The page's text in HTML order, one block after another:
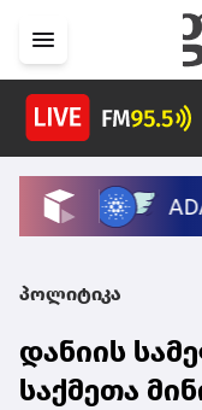
პოლიტიკა
დანიის
საქმეთა